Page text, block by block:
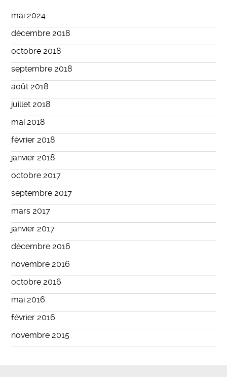
mai 2024
décembre 2018
octobre 2018
septembre 2018
août 2018
juillet 2018
mai 2018
février 2018
janvier 2018
octobre 2017
septembre 2017
mars 2017
janvier 2017
décembre 2016
novembre 2016
octobre 2016
mai 2016
février 2016
novembre 2015